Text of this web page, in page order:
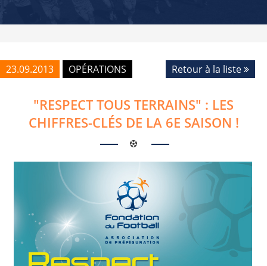
23.09.2013 OPÉRATIONS Retour à la liste
"RESPECT TOUS TERRAINS" : LES
CHIFFRES-CLÉS DE LA 6E SAISON !